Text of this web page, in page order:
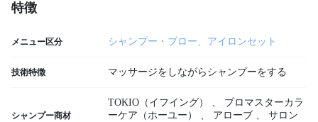
特徴
メニュー区分 シャンプー・ブロー、アイロンセット
技術特徴 マッサージをしながらシャンプーをする
シャンプー商材
TOKIO（イフイング） 、
プロマスターカラ
ーケア（ホーユー）
、 アローブ 、
サロン